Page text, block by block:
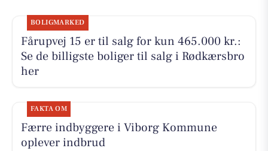
BOLIGMARKED
Fårupvej 15 er til salg for kun 465.000 kr.:
Se de billigste boliger til salg i Rødkærsbro
her
FAKTA OM
Færre indbyggere i Viborg Kommune
oplever indbrud